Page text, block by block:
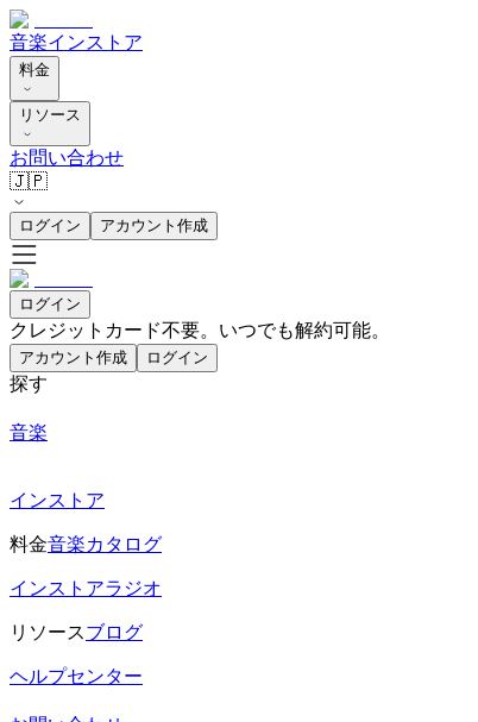
音楽インストア
料金
リソース
お問い合わせ
🇯🇵
ログイン アカウント作成
ログイン
クレジットカード不要。いつでも解約可能。
アカウント作成 ログイン
探す
音楽
インストア
料金音楽カタログ
インストアラジオ
リソースブログ
ヘルプセンター